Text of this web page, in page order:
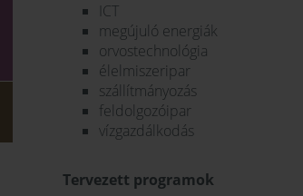
ICT
megújuló energiák
orvostechnológia
élelmiszeripar
szállítmányozás
feldolgozóipar
vízgazdálkodás
Tervezett programok